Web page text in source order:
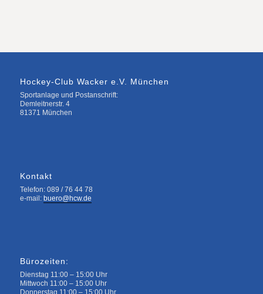
Hockey-Club Wacker e.V. München
Sportanlage und Postanschrift:
Demleitnerstr. 4
81371 München
Kontakt
Telefon: 089 / 76 44 78
e-mail: buero@hcw.de
Bürozeiten:
Dienstag 11:00 – 15:00 Uhr
Mittwoch 11:00 – 15:00 Uhr
Donnerstag 11:00 – 15:00 Uhr